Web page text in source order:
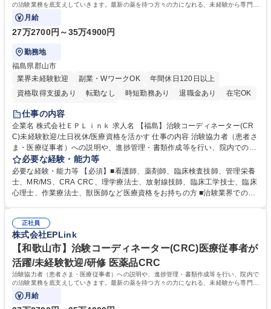
の治験業務を底支えしていきます。最新の薬を待つ方々の力になれる、未経験から専門性
が身につく社会貢献度の高い仕事です。
月給
27万2700円～35万4900円
勤務地
福島県郡山市
業界未経験歓迎
副業・WワークOK
年間休日120日以上
資格取得支援あり
転勤なし 時短勤務あり 退職金あり
在宅OK
完全週休2日制
仕事の内容
企業名 株式会社ＥＰＬｉｎｋ 求人名 【福島】治験コーディネーター(CR
C)未経験歓迎/土日祝休/医療資格を活かす 仕事の内容 治験協力者（患者さ
ま・医療従事者）への説明や、進捗管理・書類作成等を行い、院内での治
験業務を底支えしていきます。最新の薬を待つ方々の力になれる、未経験
から専門性が身につく社会貢献度の高い仕事です。 ■治験協力者（患者さ
ま・医療従事者）への説明 ■患者さまのスケジュール調整・管理、ヒアリ
ング・服薬状況の確認 ■診察/検査への同席 ■医療従事者・依頼先への調
フレックスタイム制/プライベートと仕事の両立もしやすい環境。育休復帰
率は90%以上/育児補助支援金等も有 募集職種 【福島】治験コーディネー
ター(CRC)未経験歓迎/土日祝休/医療資格を活かす
必要な経験・能力等
必要な経験・能力等 【必須】■看護師、薬剤師、臨床検査技師、管理栄養
士、MR/MS、CRA CRC、理学療法士、放射線技師、臨床工学技士、臨床
心理士、作業療法士、獣医師など医療資格をお持ちの方 ■治験業界での就
足説明ができる点、などを活かしてご活躍頂けます。 【研修制度】入社後
は、約2週間のe-learning受講後に導入研修を5日間受けていただき、テス
トに合格後、OJTとなります。OJT期間は平均約3ヶ月ですが、個人の成長
に合わせてサポートしていくためそれ以上になる方もいます。 学歴・資格
学歴：大学院 大学 高専 短大 専修学校 語学力： 資格：看護師 臨床検査技
師 薬剤師
正社員
株式会社EPLink
【和歌山市】治験コーディネーター(CRC)医療従事者が
活躍/未経験歓迎/研修 医薬品CRC
治験協力者（患者さま・医療従事者）への説明や、進捗管理・書類作成等を行い、院内で
の治験業務を底支えしていきます。最新の薬を待つ方々の力になれる、未経験から専門性
が身につく社会貢献度の高い仕事です。
月給